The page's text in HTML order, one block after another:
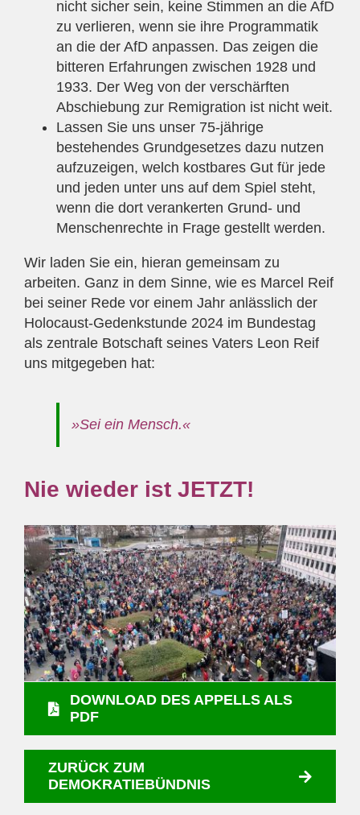
nicht sicher sein, keine Stimmen an die AfD
zu verlieren, wenn sie ihre Programmatik
an die der AfD anpassen. Das zeigen die
bitteren Erfahrungen zwischen 1928 und
1933. Der Weg von der verschärften
Abschiebung zur Remigration ist nicht weit.
Lassen Sie uns unser 75-jährige
bestehendes Grundgesetzes dazu nutzen
aufzuzeigen, welch kostbares Gut für jede
und jeden unter uns auf dem Spiel steht,
wenn die dort verankerten Grund- und
Menschenrechte in Frage gestellt werden.
Wir laden Sie ein, hieran gemeinsam zu
arbeiten. Ganz in dem Sinne, wie es Marcel Reif
bei seiner Rede vor einem Jahr anlässlich der
Holocaust-Gedenkstunde 2024 im Bundestag
als zentrale Botschaft seines Vaters Leon Reif
uns mitgegeben hat:
»Sei ein Mensch.«
Nie wieder ist JETZT!
DOWNLOAD DES APPELLS ALS
PDF
ZURÜCK ZUM
DEMOKRATIEBÜNDNIS